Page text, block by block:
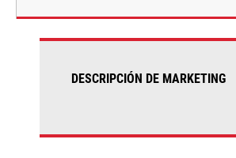
DESCRIPCIÓN DE MARKETING